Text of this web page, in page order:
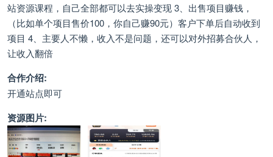
站资源课程，自己全部都可以去实操变现 3、出售项目赚钱，
（比如单个项目售价100，你自己赚90元）客户下单后自动收到
项目 4、主要人不懒，收入不是问题，还可以对外招募合伙人，
让收入翻倍
合作介绍:
开通站点即可
资源图片: